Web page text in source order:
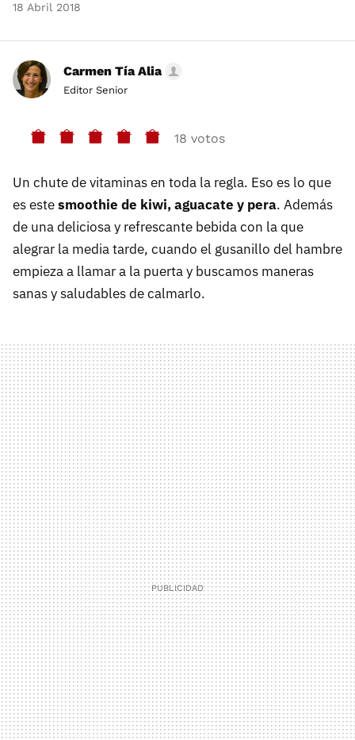
18 Abril 2018
Carmen Tía Alia
Editor Senior
18 votos
Un chute de vitaminas en toda la regla. Eso es lo que
es estesmoothie de kiwi, aguacate y pera. Además
de una deliciosa y refrescante bebida con la que
alegrar la media tarde, cuando el gusanillo del hambre
empieza a llamar a la puerta y buscamos maneras
sanas y saludables de calmarlo.